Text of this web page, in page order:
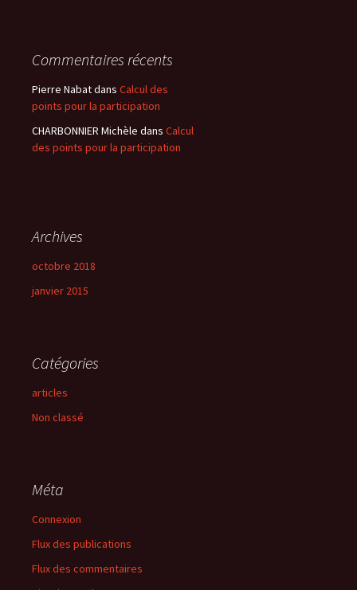
Commentaires récents
Pierre Nabatdans Calcul des
points pour la participation
CHARBONNIER Michèle dans Calcul
des points pour la participation
Archives
octobre 2018
janvier 2015
Catégories
articles
Non classé
Méta
Connexion
Flux des publications
Flux des commentaires